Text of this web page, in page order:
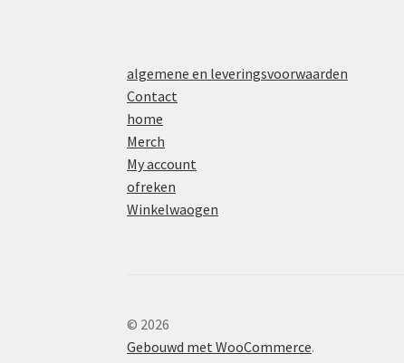
algemene en leveringsvoorwaarden
Contact
home
Merch
My account
ofreken
Winkelwaogen
© 2026
Gebouwd met WooCommerce.